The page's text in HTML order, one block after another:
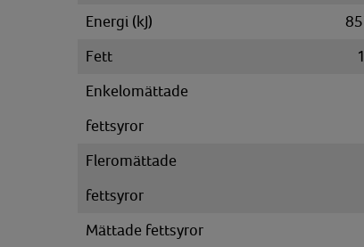
Energi (kJ)
Fett
Enkelomättade
fettsyror
Fleromättade
fettsyror
Mättade fettsyror